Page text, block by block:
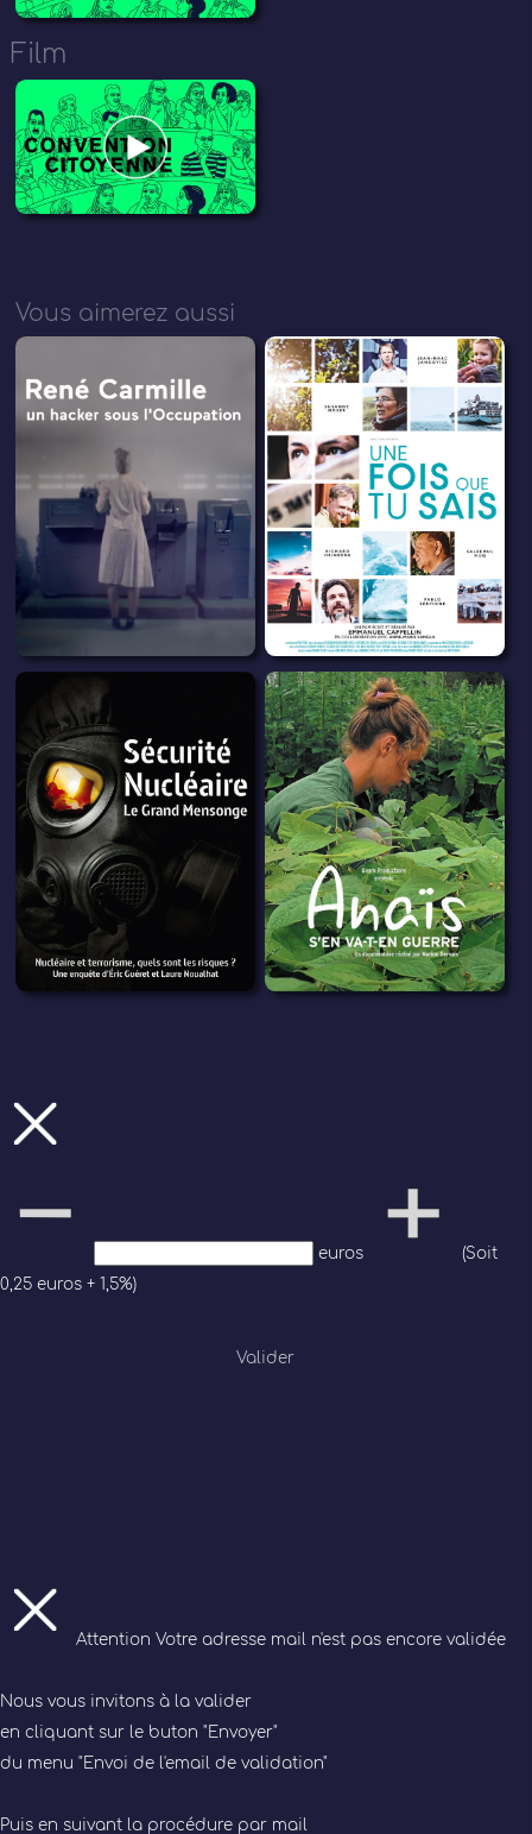
Film
Vous aimerez aussi
euros
(Soit
0,25 euros + 1,5%)
Valider
Attention Votre adresse mail n'est pas encore validée
Nous vous invitons à la valider
en cliquant sur le buton "Envoyer"
du menu "Envoi de l'email de validation"
Puis en suivant la procédure par mail